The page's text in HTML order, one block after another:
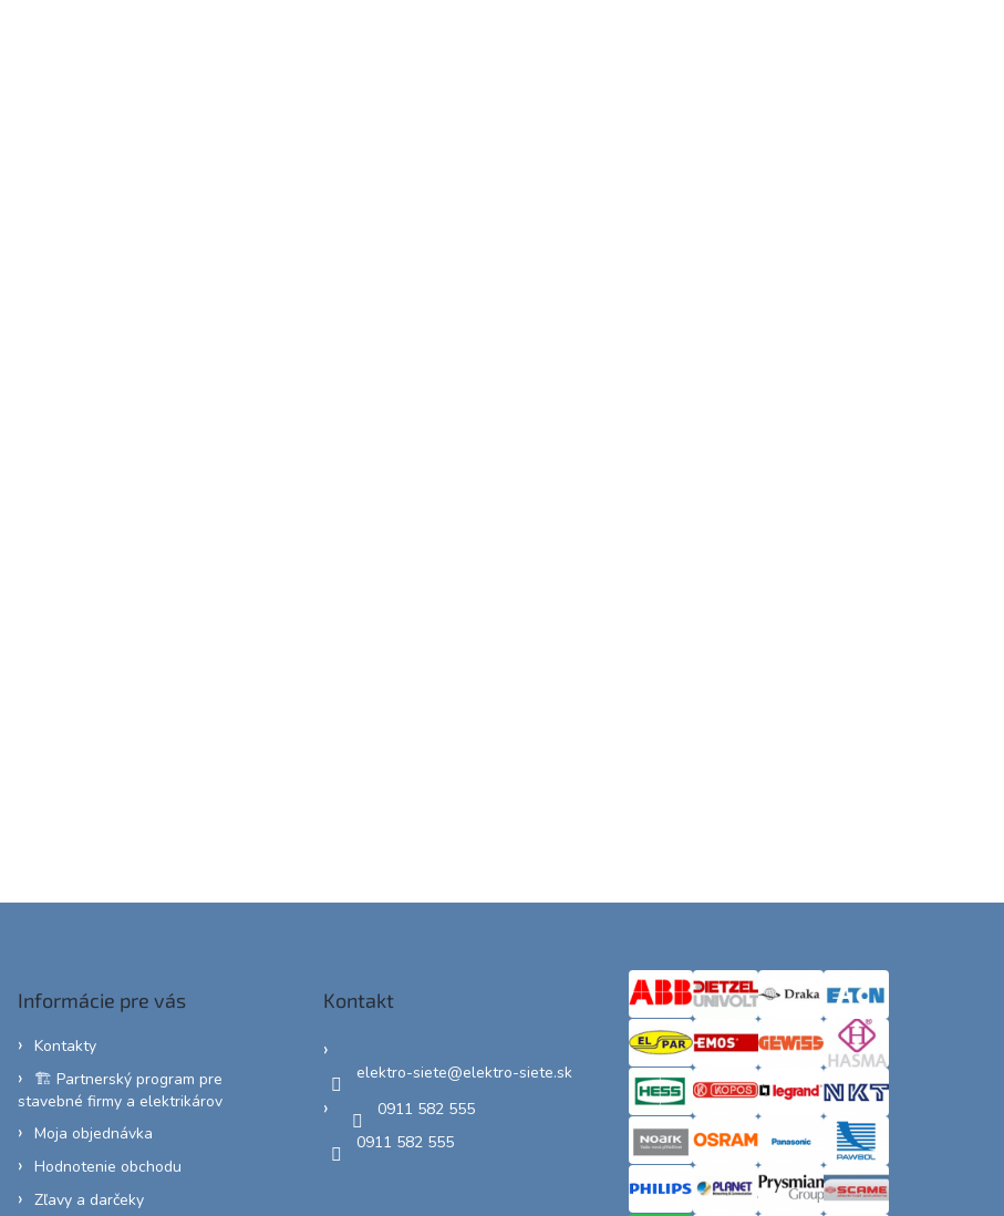
Informácie pre vás
Kontakty
🏗️ Partnerský program pre
stavebné firmy a elektrikárov
Moja objednávka
Hodnotenie obchodu
Zľavy a darčeky
Kontakt
elektro-siete@elektro-siete.sk
0911 582 555
0911 582 555